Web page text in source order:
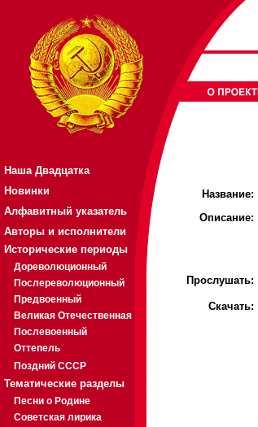
Наша Двадцатка
Новинки
Алфавитный указатель
Авторы и исполнители
Исторические периоды
Дореволюционный
Послереволюционный
Предвоенный
Великая Отечественная
Послевоенный
Оттепель
Поздний СССР
Тематические разделы
Песни о Родине
Советская лирика
Название:
Описание:
Прослушать:
Скачать: